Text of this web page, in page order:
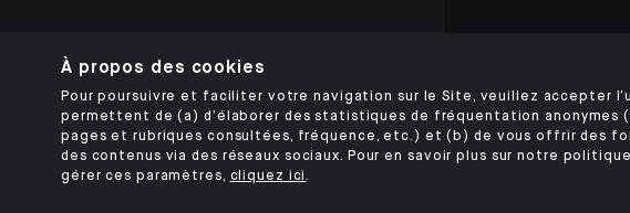
MENTIONS
À propos des cookies
Pour poursuivre et faciliter votre navigation sur le Site, veuillez accepter
permettent de (a) d’élaborer des statistiques de fréquentation anonymes
pages et rubriques consultées, fréquence, etc.) et (b) de vous offrir des
des contenus via des réseaux sociaux. Pour en savoir plus sur notre
gérer ces paramètres, cliquez ici.